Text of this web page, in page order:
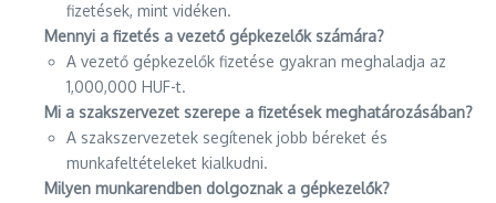
fizetések, mint vidéken.
Mennyi a fizetés a vezető gépkezelők számára?
A vezető gépkezelők fizetése gyakran meghaladja az
1,000,000 HUF-t.
Mi a szakszervezet szerepe a fizetések meghatározásában?
A szakszervezetek segítenek jobb béreket és
munkafeltételeket kialkudni.
Milyen munkarendben dolgoznak a gépkezelők?